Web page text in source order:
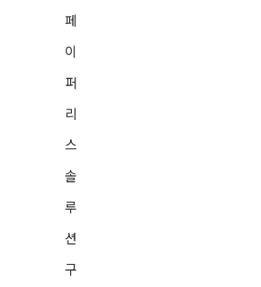
페
이
퍼
리
스
솔
루
션
구
증된 솔루션 입니다.
아카이빙 속도를 최대화 하기 위한 멀
컨테이너라이징 기능등 속도 및 성능
계되어 있습니다.
CAIntegrator 개요
WORM 스토리지
연동을 통한 최적의
대용량 파일 관리의
알맞게 최적의 파일
아카이빙 스토리지
업을 위한 자료 추